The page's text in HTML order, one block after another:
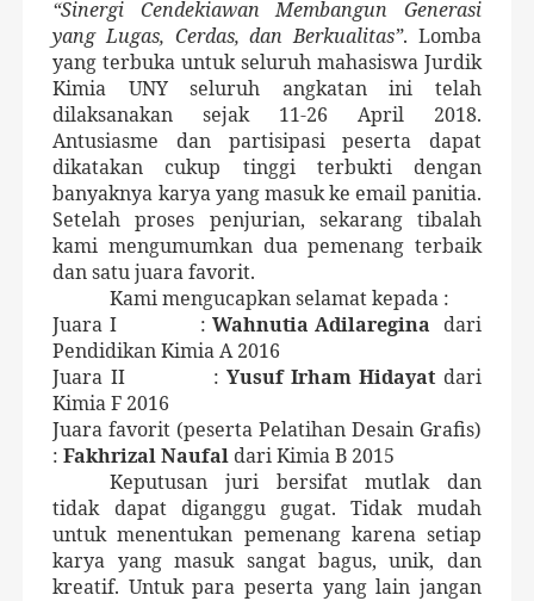
“Sinergi Cendekiawan Membangun Generasi
yang Lugas, Cerdas, dan Berkualitas”. Lomba
yang terbuka untuk seluruh mahasiswa Jurdik
Kimia UNY seluruh angkatan ini telah
dilaksanakan sejak 11-26 April 2018.
Antusiasme dan partisipasi peserta dapat
dikatakan cukup tinggi terbukti dengan
banyaknya karya yang masuk ke email panitia.
Setelah proses penjurian, sekarang tibalah
kami mengumumkan dua pemenang terbaik
dan satu juara favorit.
Kami mengucapkan selamat kepada :
Juara I
:Wahnutia Adilaregina dari
Pendidikan Kimia A 2016
Juara II
: Yusuf Irham Hidayat dari
Kimia F 2016
Juara favorit (peserta Pelatihan Desain Grafis)
:Fakhrizal Naufaldari Kimia B 2015
Keputusan juri bersifat mutlak dan
tidak dapat diganggu gugat. Tidak mudah
untuk menentukan pemenang karena setiap
karya yang masuk sangat bagus, unik, dan
kreatif. Untuk para peserta yang lain jangan